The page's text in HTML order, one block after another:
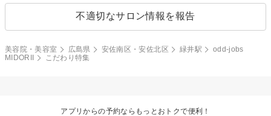
不適切なサロン情報を報告
美容院・美容室 広島県 安佐南区・安佐北区 緑井駅
odd-jobs
MIDORII
こだわり特集
アプリからの予約ならもっとおトクで便利！